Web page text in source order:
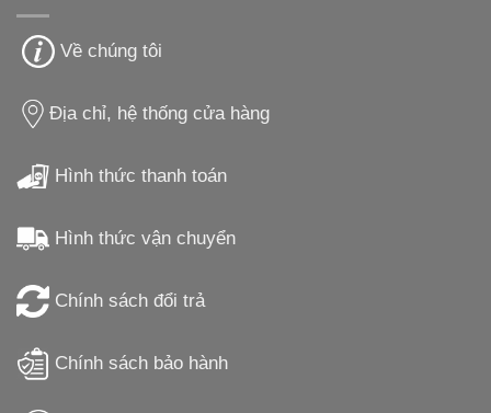
Về chúng tôi
Địa chỉ, hệ thống cửa hàng
Hình thức thanh toán
Hình thức vận chuyển
Chính sách đổi trả
Chính sách bảo hành